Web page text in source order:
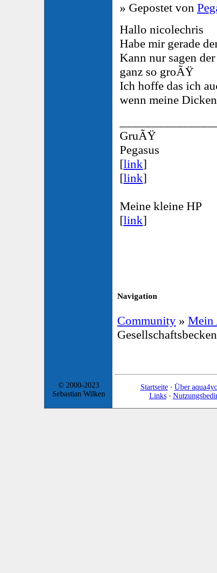
» Gepostet von
Hallo nicolechris
Habe mir gerade
Kann nur sagen
ganz so groÃŸ
Ich hoffe das ich
wenn meine
GruÃŸ
Pegasus
[link]
[link]
Meine kleine HP
[link]
Navigation
Community » Mein
© 2000-2023
Sebastian Wilken
Startseite· Über
Links·